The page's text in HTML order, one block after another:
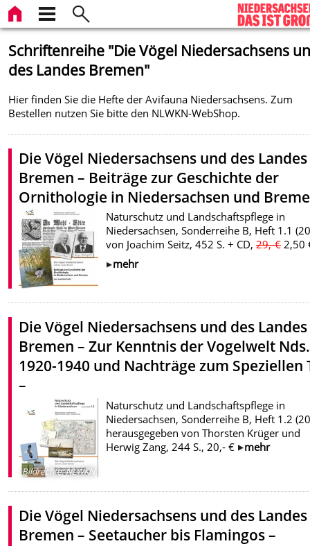
Schriftenreihe "Die Vögel Niedersachsens
des Landes Bremen"
Hier finden Sie die Hefte der Avifauna Niedersachsens. Zum
Bestellen nutzen Sie bitte den NLWKN-WebShop.
Die Vögel Niedersachsens und des Landes
Bremen – Beiträge zur Geschichte der
Ornithologie in Niedersachsen und
Naturschutz und Landschaftspflege in
Niedersachsen, Sonderreihe B, Heft 1.1
von Joachim Seitz, 452 S. + CD,29,-€2,50
mehr
Die Vögel Niedersachsens und des Landes
Bremen – Zur Kenntnis der Vogelwelt Nds.
1920-1940 und Nachträge zum Speziellen
–
Bildrechte:NLWKN
Naturschutz und Landschaftspflege in
Niedersachsen, Sonderreihe B, Heft 1.2
herausgegeben von Thorsten Krüger und
Herwig Zang, 244 S., 20,- €
mehr
Die Vögel Niedersachsens und des Landes
Bremen – Seetaucher bis Flamingos –